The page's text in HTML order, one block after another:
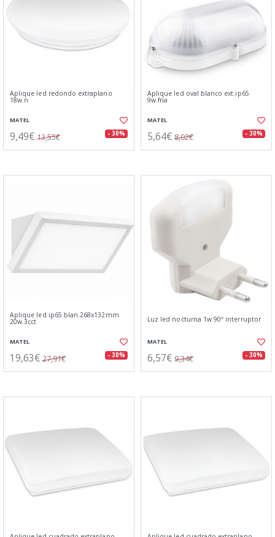
Aplique led redondo extraplano
18w.n
MATEL
9,49€ 13,55€ - 30%
Aplique led oval blanco ext.ip65
9w.fria
MATEL
5,64€ 8,02€ - 30%
Aplique led ip65 blan.268x132mm
20w.3cct
MATEL
19,63€ 27,91€ - 30%
Luz led nocturna 1w 90º interruptor
MATEL
6,57€ 9,34€ - 30%